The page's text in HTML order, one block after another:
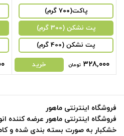
پاکت(۷۰۰ گرم)
پت نشکن (300 گرم)
پت نشکن (400 گرم)
۳۲۸,۰۰۰ تومان خرید
فروشگاه اینترنتی ماهور
فروشگاه اینترنتی ماهور عرضه کننده
خشکبار به صورت بسته بندی شده و